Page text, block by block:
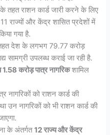
तहत राशन कार्ड जारी करने के लिए
राज्यों और केंद्र शासित प्रदेशों में
गया है.
देश के लगभग 79.77 करोड़
सामग्री उपलब्ध कराई जा रही है.
करोड़ पात्र नागरिकशामिल
नागरिकों को राशन कार्ड की
उन नागरिकों को भी राशन कार्ड की
के अंतर्गत12 राज्य और केंद्र